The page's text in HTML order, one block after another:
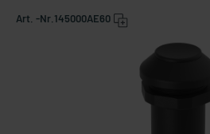
Art. -Nr. 145000AE60